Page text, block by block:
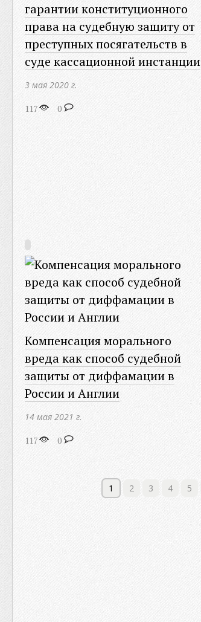
гарантии конституционного
права на судебную защиту от
преступных посягательств в
суде кассационной инстанции
3 мая 2020 г.
117 0
Компенсация морального
вреда как способ судебной
защиты от диффамации в
России и Англии
14 мая 2021 г.
117 0
1 2 3 4 5